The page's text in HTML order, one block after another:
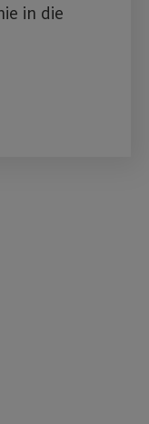
in die